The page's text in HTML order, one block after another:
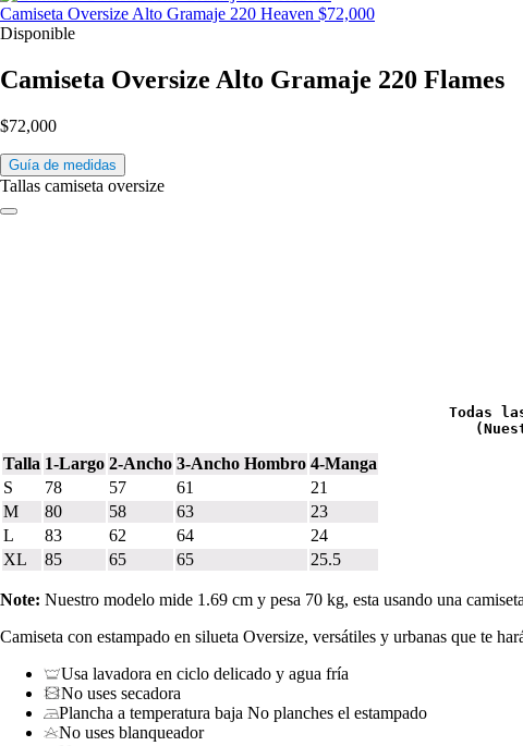
Camiseta Oversize Alto Gramaje 220 Heaven $72,000
Disponible
Camiseta Oversize Alto Gramaje 220 Flames
$72,000
Guía de medidas
Tallas camiseta oversize
Todas
Talla 1-Largo 2-Ancho 3-Ancho Hombro 4-Manga
S
78 57 61
21
M
80 58 63
23
L
83 62 64
24
XL
85 65 65 25.5
Note: Nuestro modelo mide 1.69 cm y pesa 70 kg, esta usando una
Camiseta con estampado en silueta Oversize, versátiles y urbanas que te
Usa lavadora en ciclo delicado y agua fría
No uses secadora
Plancha a temperatura baja No planches el estampado
No uses blanqueador